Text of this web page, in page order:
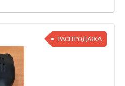
РАСПРОДАЖА